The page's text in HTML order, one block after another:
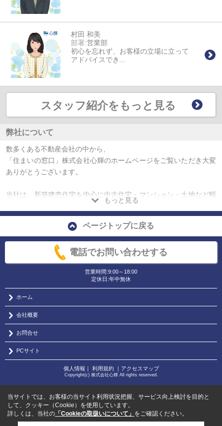
村田 和美
部署:営業部
初心を忘れず、お客様の立場に立って
アドバイスでき...
スタッフ紹介をもっと見る
弊社について
数多くある不動産会社の中から、
「住まいの窓口」株式会社心輝のホームページをご覧いただき大変
ありがとうございます。
当社は、新築建売住宅を中心に中古住宅・マンション・土地など幅
広く物件を扱っている地域密着型の不動産会社です。
不動産事業を展開する中で
多くの方々が共通して抱える「悩み」「疑問」「要求」に対し真摯
に向き合い丁寧に解決して参りました。
結果、
独自のサービスや販売特典を提供させて頂くことでお客様にとって
今後はこの独自ノウハウを全国に広げ、多くのお客様の不動産選び
に貢献出来ればと思います。
新築住宅・中古住宅・マンション・土地 それぞれのお悩みがある
かと思います。
「住まいの窓口」株式会社心輝の目標は、多くの方々、多くの家族
の笑顔を見ること。
そのために、単に住宅を販売・買取・管理・リフォームするのでは
不動産に関するコンサルティング（アドバイス）ができる不動産会
社を目指し、
日々邁進していきたいと思います。
もっと見る
ページトップに戻る
電話でお問い合わせする
営業時間:9:00～18:00
定休日:年中無休
ホーム
会社概要
お問合せ
PCサイト
個人情報 ｜ 利用規約｜ アクセスマップ
Copyright(c) 株式会社心輝 All rights reserved.
当サイトでは、お客様の当サイト利用状況把握、サービス向上検討を目的と
して、クッキー（Cookie）を使用しています。
詳しくは、当社の 「Cookieの取扱いについて」 をご確認ください。